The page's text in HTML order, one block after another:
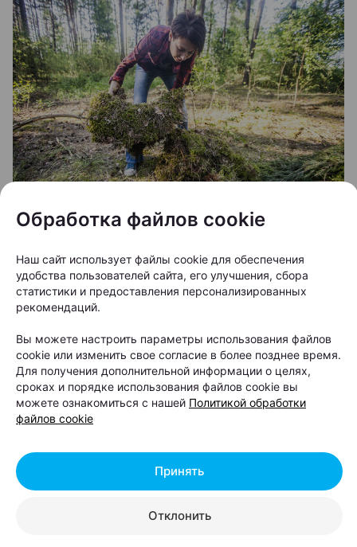
Обработка файлов cookie
Наш сайт использует файлы cookie для обеспечения
удобства пользователей сайта, его улучшения, сбора
статистики и предоставления персонализированных
рекомендаций.
Вы можете настроить параметры использования файлов
cookie или изменить свое согласие в более позднее время.
Для получения дополнительной информации о целях,
сроках и порядке использования файлов cookie вы
можете ознакомиться с нашей Политикой обработки
файлов cookie
Отклонить
Принять